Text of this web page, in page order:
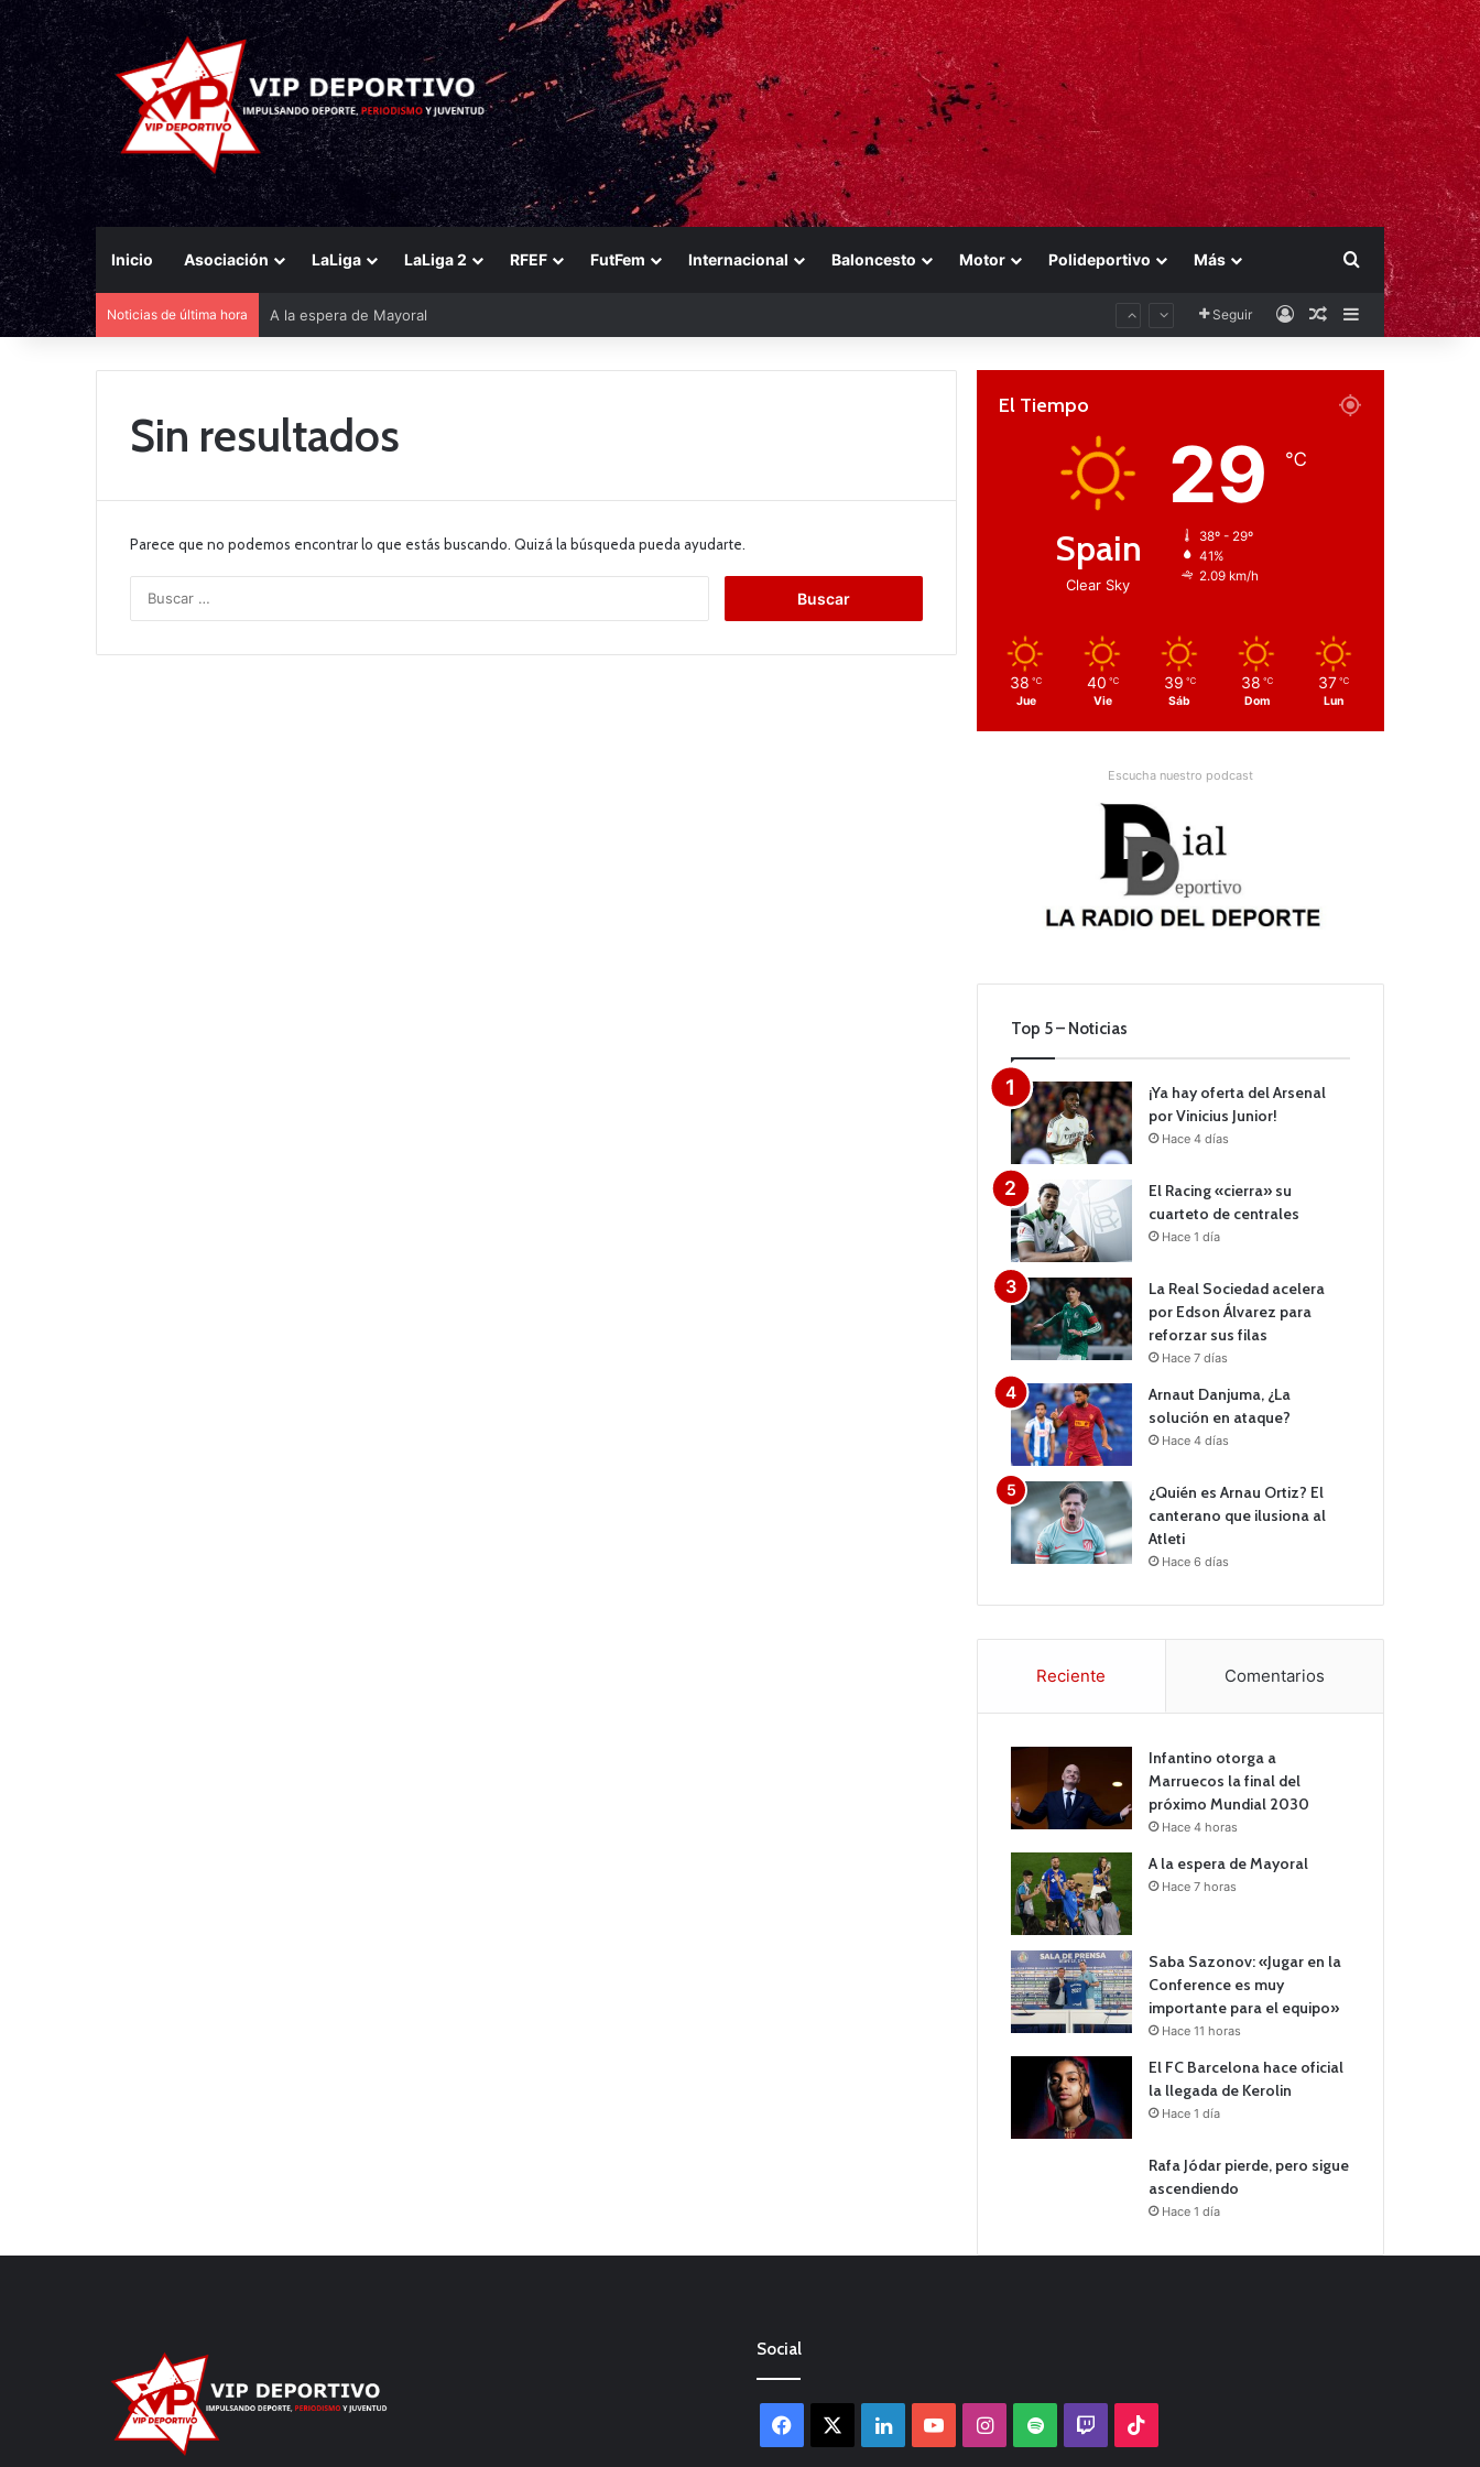
Inicio Asociación LaLiga LaLiga 2 RFEF FutFem Internacional Baloncesto Motor Polideportivo Más Buscar por
Noticias de última hora A la espera de Mayoral Seguir AccesoPublicación al
Barra lateral
Sin resultados
Parece que no podemos encontrar lo que estás buscando. Quizá la búsqueda pueda ayudarte.
c
El Tiempo
Spain
Clear Sky
29 ℃
38º - 29º
41%
2.09 km/h
38 ℃
Jue
40 ℃
Vie
39 ℃
Sáb
38 ℃
Dom
37 ℃
Lun
Escucha nuestro podcast
Top 5 – Noticias
¡Ya hay oferta del Arsenal
por Vinicius Junior!
Hace 4 días
El Racing «cierra» su
cuarteto de centrales
Hace 1 día
La Real Sociedad acelera
por Edson Álvarez para
reforzar sus filas
Hace 7 días
Arnaut Danjuma, ¿La
solución en ataque?
Hace 4 días
¿Quién es Arnau Ortiz? El
canterano que ilusiona al
Atleti
Hace 6 días
Reciente Comentarios
Infantino otorga a
Marruecos la final del
próximo Mundial 2030
Hace 4 horas
A la espera de Mayoral
Hace 7 horas
Saba Sazonov: «Jugar en la
Conference es muy
importante para el equipo»
Hace 11 horas
El FC Barcelona hace oficial
la llegada de Kerolin
Hace 1 día
Rafa Jódar pierde, pero sigue
ascendiendo
Hace 1 día
Social
Facebook LinkedInYouTubeInstagram
Spotify Twitch